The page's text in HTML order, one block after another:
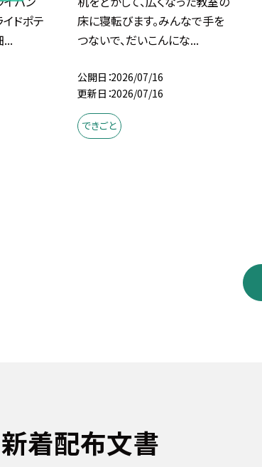
イドポテ
...
床に寝転びます。みんなで手を
つないで、だいこんにな...
公開日 2026/07/16
更新日 2026/07/16
できごと
新着配布文書